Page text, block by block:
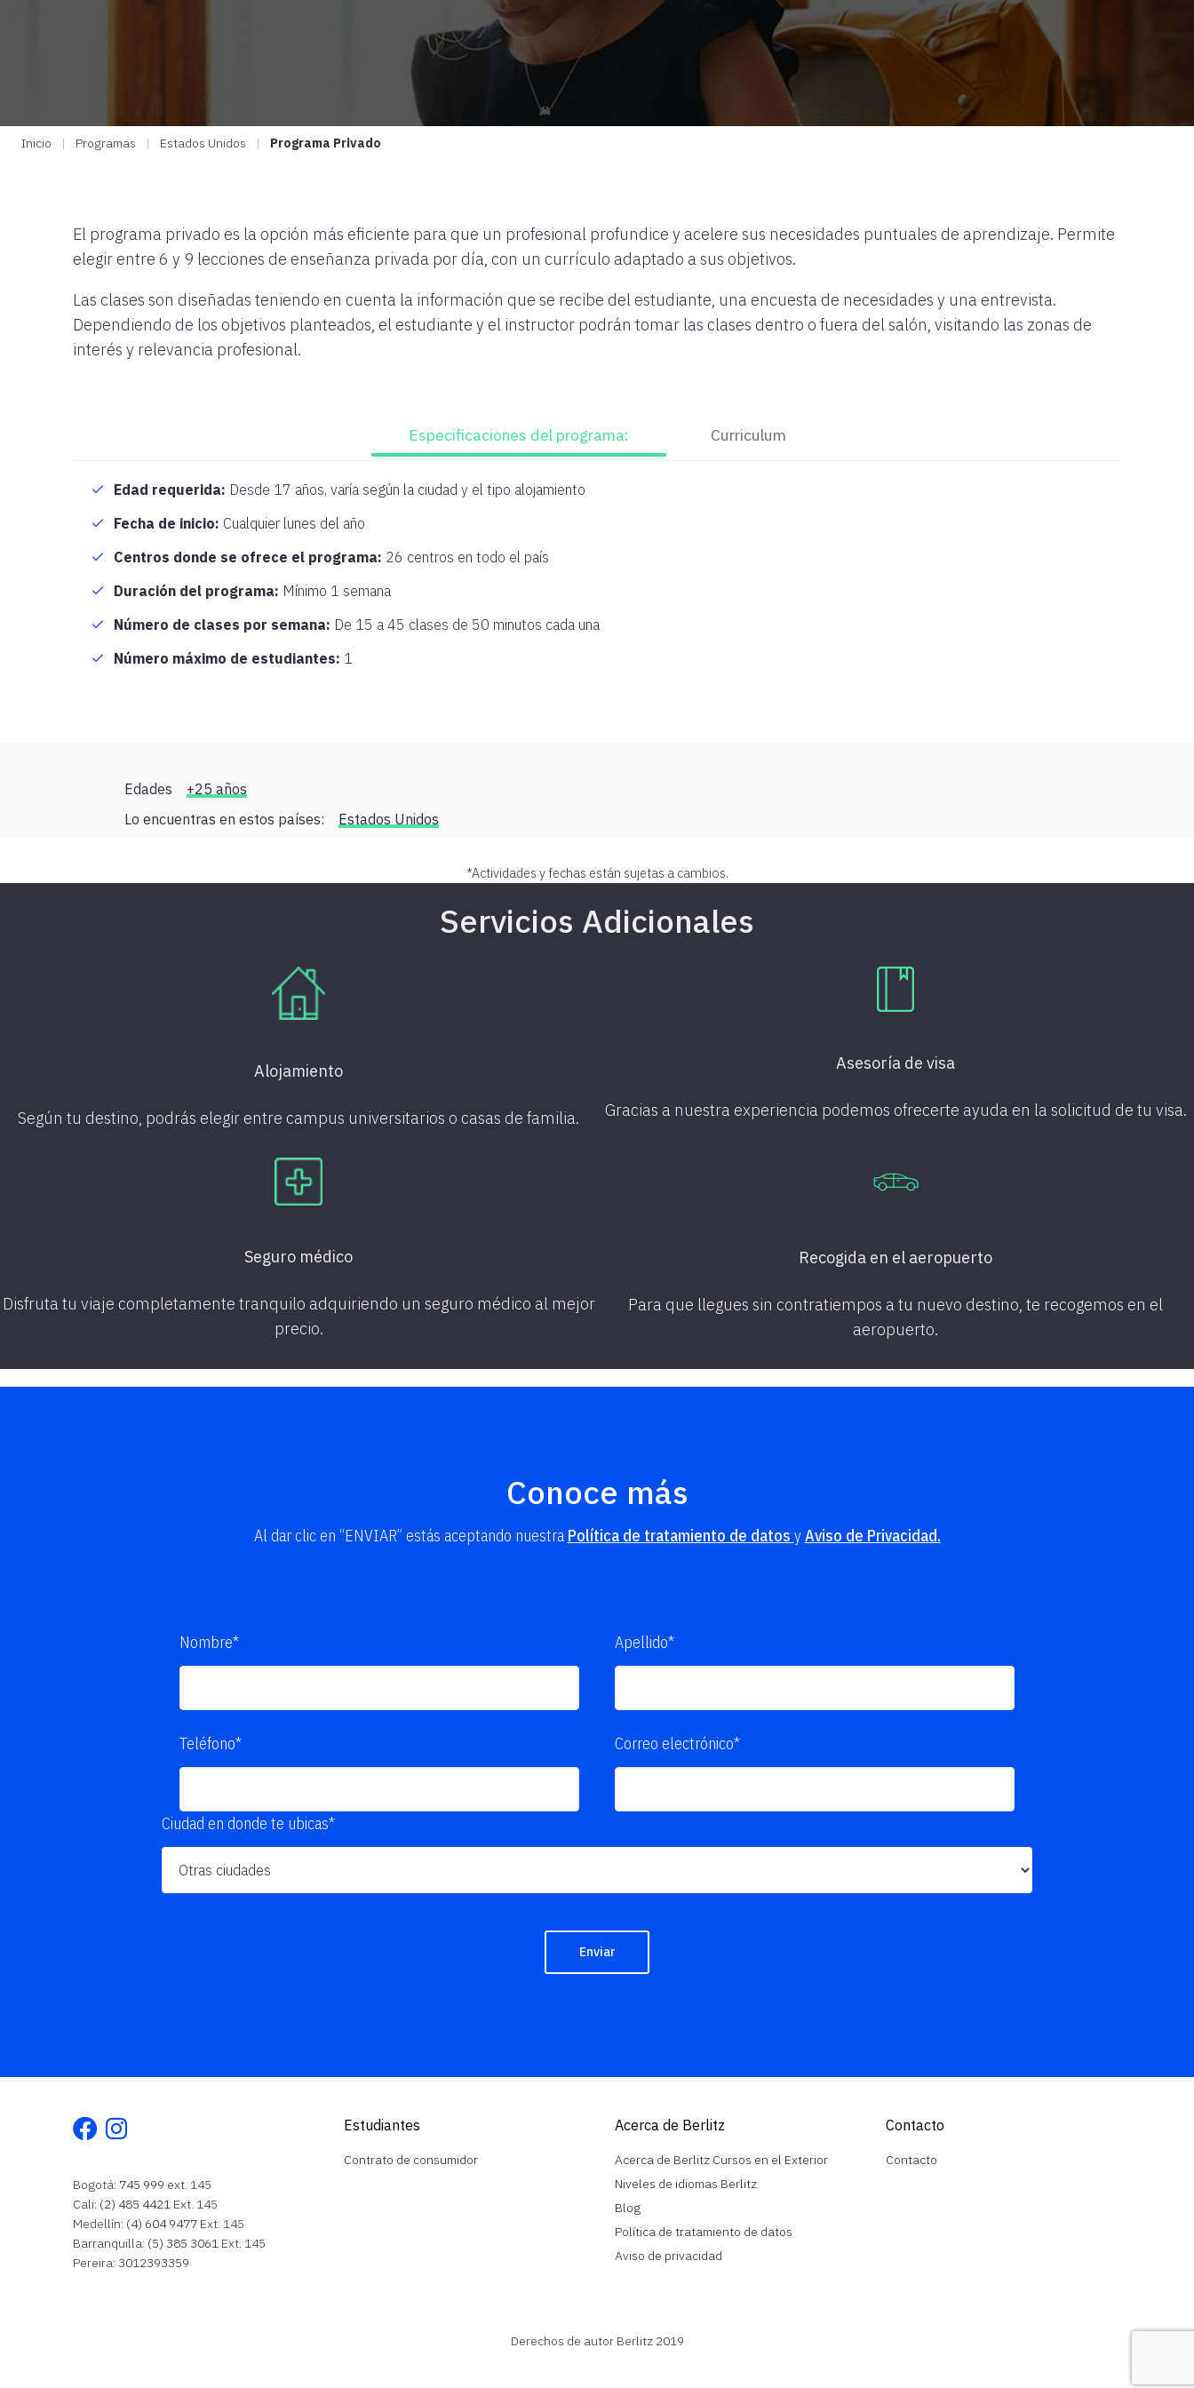
Inicio | Programas | Estados Unidos | Programa Privado
El programa privado es la opción más eficiente para que un profesional profundice y acelere sus necesidades puntuales de aprendizaje. Permite
elegir entre 6 y 9 lecciones de enseñanza privada por día, con un currículo adaptado a sus objetivos.
Las clases son diseñadas teniendo en cuenta la información que se recibe del estudiante, una encuesta de necesidades y una entrevista.
Dependiendo de los objetivos planteados, el estudiante y el instructor podrán tomar las clases dentro o fuera del salón, visitando las zonas de
interés y relevancia profesional.
Especificaciones del programa: Curriculum
Edad requerida: Desde 17 años, varía según la ciudad y el tipo alojamiento
Fecha de inicio: Cualquier lunes del año
Centros donde se ofrece el programa: 26 centros en todo el país
Duración del programa: Mínimo 1 semana
Número de clases por semana: De 15 a 45 clases de 50 minutos cada una
Número máximo de estudiantes: 1
Edades
+25 años
Lo encuentras en estos países:
Estados Unidos
*Actividades y fechas están sujetas a cambios.
Servicios Adicionales
Alojamiento
Según tu destino, podrás elegir entre campus universitarios o casas de familia.
Asesoría de visa
Gracias a nuestra experiencia podemos ofrecerte ayuda en la solicitud de tu visa.
Seguro médico
Disfruta tu viaje completamente tranquilo adquiriendo un seguro médico al mejor
precio.
Recogida en el aeropuerto
Para que llegues sin contratiempos a tu nuevo destino, te recogemos en el
aeropuerto.
Conoce más
Al dar clic en “ENVIAR” estás aceptando nuestra Política de tratamiento de datos yAviso de Privacidad.
Nombre* Apellido*
Teléfono* Correo electrónico*
Ciudad en donde te ubicas*
Enviar
Facebook
Instagram
Bogotá: 745 999 ext. 145
Cali: (2) 485 4421 Ext. 145
Medellín: (4) 604 9477 Ext. 145
Barranquilla: (5) 385 3061 Ext. 145
Pereira: 3012393359
Estudiantes
Contrato de consumidor
Acerca de Berlitz
Acerca de Berlitz Cursos en el Exterior
Niveles de idiomas Berlitz
Blog
Política de tratamiento de datos
Aviso de privacidad
Contacto
Contacto
Derechos de autor Berlitz 2019